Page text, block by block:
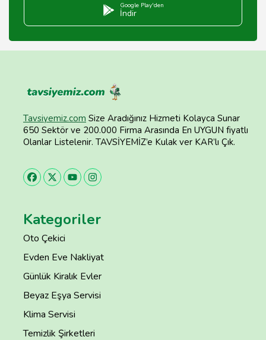
Google Play'den
İndir
Tavsiyemiz.com Size Aradığınız Hizmeti Kolayca Sunar
650 Sektör ve 200.000 Firma Arasında En UYGUN fiyatlı
Olanlar Listelenir. TAVSİYEMİZ’e Kulak ver KAR’lı Çık.
Kategoriler
Oto Çekici
Evden Eve Nakliyat
Günlük Kiralık Evler
Beyaz Eşya Servisi
Klima Servisi
Temizlik Şirketleri